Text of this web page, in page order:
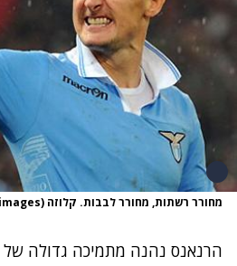
מחורר רשתות, מחורר לבבות. קלוזה (gettyimages)
הרנאנס נהנה מתמיכה גדולה של